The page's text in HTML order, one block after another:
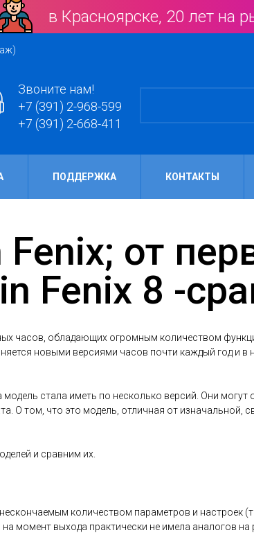
в Красноярске, 20 лет на
Звоните нам!
+7 (391) 2-968-599
+7 (391) 2-668-411
ПОДДЕРЖКА КОНТАКТЫ
Fenix 8 -
часов, обладающих огромным количеством
новыми версиями часов почти каждый год и
стала иметь по несколько версий. Они
О том, что это модель, отличная от изначальной,
и сравним их.
количеством параметров и настроек
момент выхода практически не имела аналогов